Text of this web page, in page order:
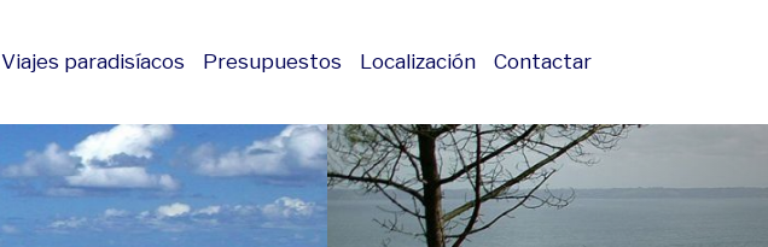
Viajes paradisíacos Presupuestos Localización Contactar